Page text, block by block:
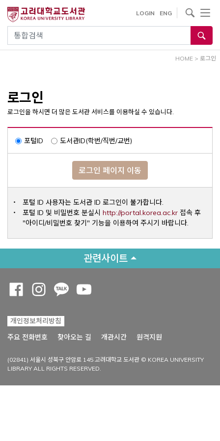
건
통합검색
LOGIN ENG
사이트내 검색
HOME > 로그인
로그인
로그인을 하시면 더 많은 도서관 서비스를 이용하실 수 있습니다.
포털ID 도서관ID(학번/직번/교번)
로그인 페이지 이동
포털 ID 사용자는 도서관 ID 로그인이 불가합니다.
포털 ID 및 비밀번호 분실시 http://portal.korea.ac.krOpens a
접속 후
"아이디/비밀번호 찾기" 기능을 이용하여 주시기 바랍니다.
관련사이트
개인정보처리방침
주요 전화번호
찾아오는 길 개관시간 원격지원
(02841) 서울시 성북구 안암로 145 고려대학교 도서관 © KOREA UNIVERSITY
LIBRARY ALL RIGHTS RESERVED.
Opens a new window
Opens a new window
Opens a new window